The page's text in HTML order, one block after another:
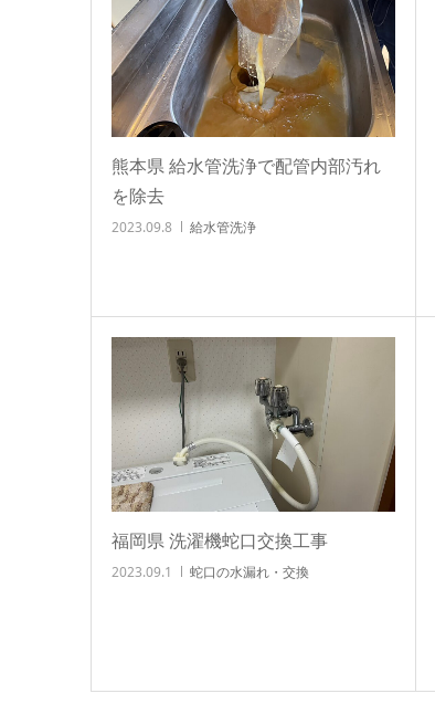
熊本県 給水管洗浄で配管内部汚れ
を除去
2023.09.8 給水管洗浄
福岡県 洗濯機蛇口交換工事
2023.09.1 蛇口の水漏れ・交換